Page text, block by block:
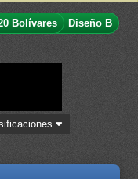
Bolívares
Diseño B